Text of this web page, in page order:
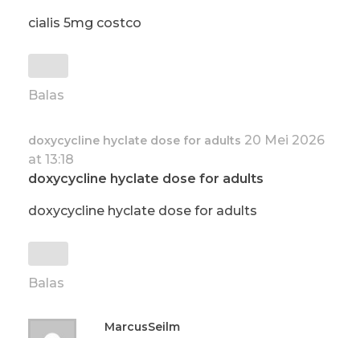
cialis 5mg costco
Balas
doxycycline hyclate dose for adults 20 Mei 2026
at 13:18
doxycycline hyclate dose for adults
doxycycline hyclate dose for adults
Balas
MarcusSeilm